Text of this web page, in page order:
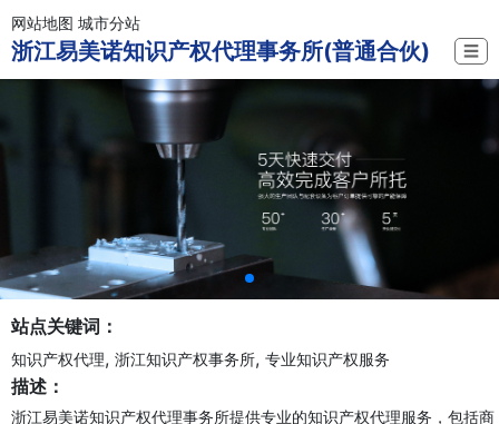
网站地图 城市分站
浙江易美诺知识产权代理事务所(普通合伙) ☰
站点关键词：
知识产权代理, 浙江知识产权事务所, 专业知识产权服务
描述：
浙江易美诺知识产权代理事务所提供专业的知识产权代理服务，包括商